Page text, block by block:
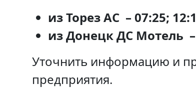
из Торез АС – 07:25;
из Донецк ДС Мотель –
Уточнить информацию и
предприятия.